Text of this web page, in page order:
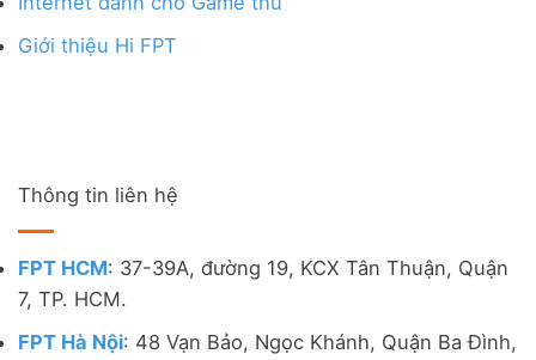
Giới thiệu Hi FPT
Thông tin liên hệ
FPT HCM: 37-39A, đường 19, KCX Tân Thuận, Quận
7, TP. HCM.
FPT Hà Nội: 48 Vạn Bảo, Ngọc Khánh, Quận Ba Đình,